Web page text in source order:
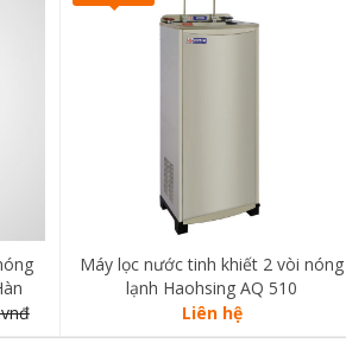
Máy lọc nước tinh khiết 2 vòi nóng
lạnh Haohsing AQ 510
Liên hệ